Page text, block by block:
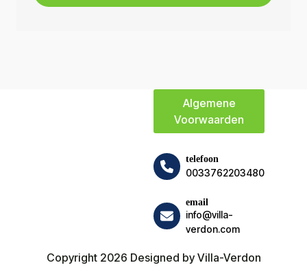
Algemene
Voorwaarden
telefoon
0033762203480
email
info@villa-
verdon.com
Copyright 2026 Designed by Villa-Verdon